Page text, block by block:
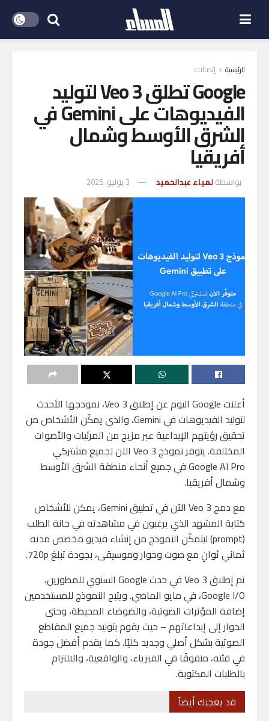
الرئيسية إتصالات
Google تطلق Veo 3 لتوليد
الفيديوهات على Gemini في
الشرق الأوسط وشمال
أفريقيا
بواسطة لمياء عبدالحميد 3 يوليو، 2025
أعلنت Google اليوم عن إطلاق Veo 3، نموذجها الأحدث
لتوليد الفيديوهات في Gemini، والذي يمكّن الأشخاص من
تحقيق رؤيتهم الإبداعية عبر مزيج من المرئيات والأصوات
المختلفة. يتوفر نموذج Veo 3 الآن لجميع مشتركي
Google AI Pro في جميع أنحاء منطقة الشرق الأوسط
وشمال أفريقيا.
مع دمج Veo 3 الآن في تطبيق Gemini، يمكن للأشخاص
كتابة المشهد الذي يرغبون في مشاهدته في خانة الطلب
(prompt) ليتمكّن النموذج من إنشاء فيديو مخصص مدته
ثماني ثوانٍ مع صوت وحوار وموسيقى، بجودة تبلغ 720p.
تم إطلاق Veo 3 في حدث Google السنوي للمطورين،
Google I/O، في مايو الماضي. ويتيح النموذج للمستخدمين
إضافة المؤثرات الصوتية، والضوضاء المحيطة، وحتى
الحوار إلى إبداعاتهم – حيث يقوم بتوليد جميع المقاطع
الصوتية بشكل أصلي وجديد كليًا. كما يقدم أفضل جودة
في فئته، متفوقًا في الفيزياء، والواقعية، والالتزام
بالطلبات المكتوبة.
قد يعجبك أيضاً